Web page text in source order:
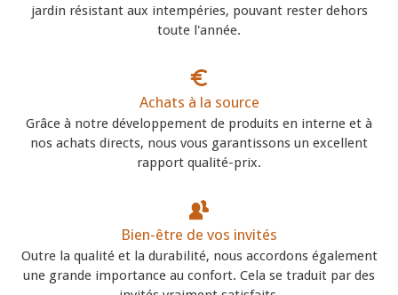
jardin résistant aux intempéries, pouvant rester dehors
toute l'année.
Achats à la source
Grâce à notre développement de produits en interne et à
nos achats directs, nous vous garantissons un excellent
rapport qualité-prix.
Bien-être de vos invités
Outre la qualité et la durabilité, nous accordons également
une grande importance au confort. Cela se traduit par des